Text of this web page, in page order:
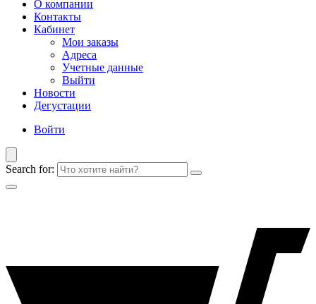
О компании
Контакты
Кабинет
Мои заказы
Адреса
Учетные данные
Выйти
Новости
Дегустации
Войти
Search for: